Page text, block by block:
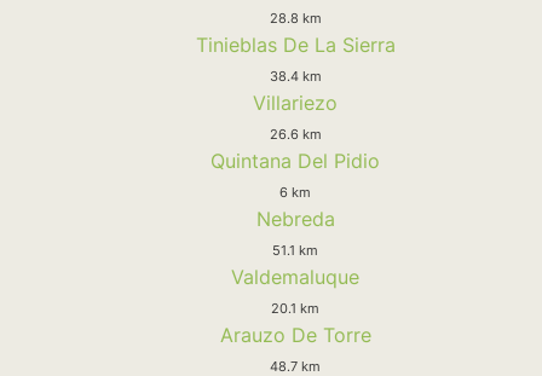
28.8 km
Tinieblas De La Sierra
38.4 km
Villariezo
26.6 km
Quintana Del Pidio
6 km
Nebreda
51.1 km
Valdemaluque
20.1 km
Arauzo De Torre
48.7 km